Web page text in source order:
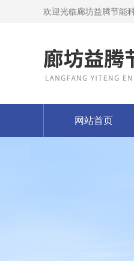
欢迎光临廊坊益腾节能
网站首页